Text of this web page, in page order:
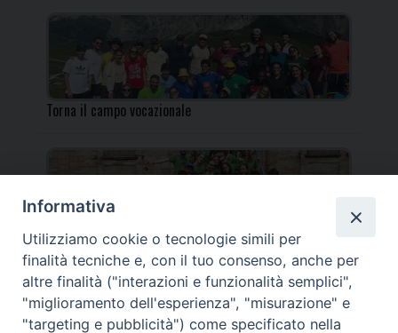
Torna il campo vocazionale
Torna il Campo Missionario Diocesano
Informativa
Utilizziamo cookie o tecnologie simili per
finalità tecniche e, con il tuo consenso, anche per
altre finalità ("interazioni e funzionalità semplici",
"miglioramento dell'esperienza", "misurazione" e
"targeting e pubblicità") come specificato nella